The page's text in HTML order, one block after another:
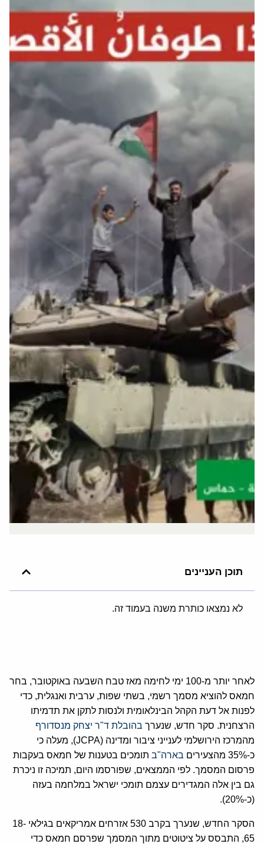
תוכן העניינים
לא נמצאו כותרת משנה בעמוד זה.
לאחר יותר מ-100 ימי לחימה מאז טבח השבעה באוקטובר, בחר
חמאס להוציא מסמך רשמי, בשתי שפות, ערבית ואנגלית, כדי
לפנות אל דעת הקהל הבינלאומית ולנסות לתקן את תדמיתו
הרצחנית. סקר חדש, שנערך בהובלת ד"ר יצחק מנסדורף
מהמרכז הירושלמי לענייני ציבור ומדינה (JCPA), מעלה כי
כ-35% מהצעירים
בארה"ב תומכים בטענות של חמאס בעקבות
פרסום המסמך. לפי הממצאים, שפורסמו היום, תמיכה זו ניכרת
גם בין אלה המגדירים עצמם תומכי ישראל במלחמה בעזה
(כ-20%).
הסקר החדש, שנערך בקרב 530 אזרחים אמריקאים בגילאי 18-
65, התבסס על ציטוטים מתוך המסמך שפרסם חמאס כדי